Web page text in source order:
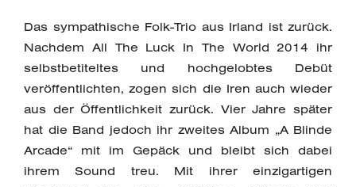
Das sympathische Folk-Trio aus Irland ist zurück.
Nachdem All The Luck In The World 2014 ihr
selbstbetiteltes und hochgelobtes Debüt
veröffentlichten, zogen sich die Iren auch wieder
aus der Öffentlichkeit zurück. Vier Jahre später
hat die Band jedoch ihr zweites Album „A Blinde
Arcade“ mit im Gepäck und bleibt sich dabei
ihrem Sound treu. Mit ihrer einzigartigen